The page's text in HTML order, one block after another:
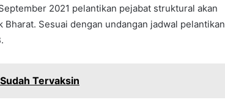
2021 pelantikan pejabat struktural akan
Bharat. Sesuai dengan undangan jadwal pelantikan
Tervaksin